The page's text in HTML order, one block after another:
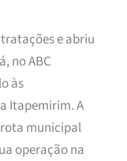
e abriu
no ABC
às
Itapemirim. A
municipal
operação na